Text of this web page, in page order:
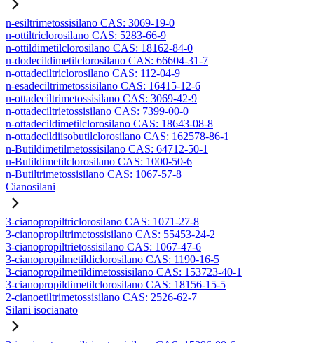
n-esiltrimetossisilano CAS: 3069-19-0
n-ottiltriclorosilano CAS: 5283-66-9
n-ottildimetilclorosilano CAS: 18162-84-0
n-dodecildimetilclorosilano CAS: 66604-31-7
n-ottadeciltriclorosilano CAS: 112-04-9
n-esadeciltrimetossisilano CAS: 16415-12-6
n-ottadeciltrimetossisilano CAS: 3069-42-9
n-ottadeciltrietossisilano CAS: 7399-00-0
n-ottadecildimetilclorosilano CAS: 18643-08-8
n-ottadecildiisobutilclorosilano CAS: 162578-86-1
n-Butildimetilmetossisilano CAS: 64712-50-1
n-Butildimetilclorosilano CAS: 1000-50-6
n-Butiltrimetossisilano CAS: 1067-57-8
Cianosilani
3-cianopropiltriclorosilano CAS: 1071-27-8
3-cianopropiltrimetossisilano CAS: 55453-24-2
3-cianopropiltrietossisilano CAS: 1067-47-6
3-cianopropilmetildiclorosilano CAS: 1190-16-5
3-cianopropilmetildimetossisilano CAS: 153723-40-1
3-cianopropildimetilclorosilano CAS: 18156-15-5
2-cianoetiltrimetossisilano CAS: 2526-62-7
Silani isocianato